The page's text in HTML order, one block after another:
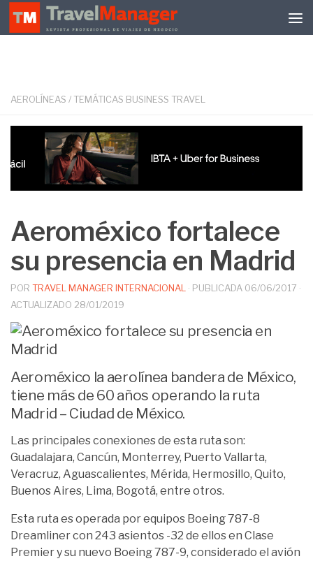
Debajo del contenido
AEROLÍNEAS / TEMÁTICAS BUSINESS TRAVEL
Aeroméxico fortalece
su presencia en Madrid
POR TRAVEL MANAGER INTERNACIONAL · PUBLICADA 06/06/2017 ·
ACTUALIZADO 28/01/2019
Aeroméxico la aerolínea bandera de México,
tiene más de 60 años operando la ruta
Madrid – Ciudad de México.
Las principales conexiones de esta ruta son:
Guadalajara, Cancún, Monterrey, Puerto Vallarta,
Veracruz, Aguascalientes, Mérida, Hermosillo, Quito,
Buenos Aires, Lima, Bogotá, entre otros.
Esta ruta es operada por equipos Boeing 787-8
Dreamliner con 243 asientos -32 de ellos en Clase
Premier y su nuevo Boeing 787-9, considerado el avión